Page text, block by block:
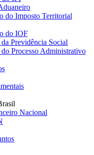
do Imposto Territorial
do IOF
Previdência Social
Processo Administrativo
Nacional